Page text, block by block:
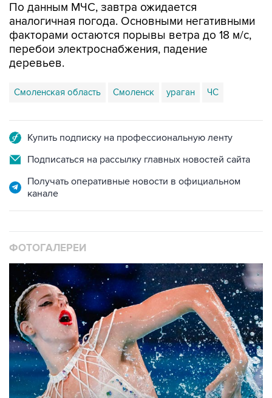
По данным МЧС, завтра ожидается
аналогичная погода. Основными негативными
факторами остаются порывы ветра до 18 м/с,
перебои электроснабжения, падение
деревьев.
Смоленская область Смоленск ураган ЧС
Купить подписку на профессиональную ленту
Подписаться на рассылку главных новостей сайта
Получать оперативные новости в официальном
канале
ФОТОГАЛЕРЕИ